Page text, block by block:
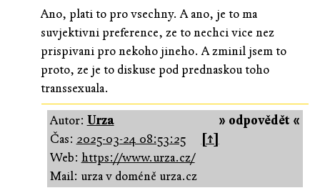
Ano, plati to pro vsechny. A ano, je to ma
suvjektivni preference, ze to nechci vice nez
prispivani pro nekoho jineho. A zminil jsem to
proto, ze je to diskuse pod prednaskou toho
transsexuala.
» odpovědět «
Autor: Urza
Čas: 2025-03-24 08:53:25
[↑]
Web: https://www.urza.cz/
Mail: urza v doméně urza.cz